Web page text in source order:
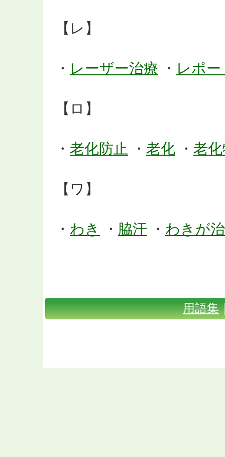
【レ】
・ レーザー治療 ・ レポー
【ロ】
・ 老化防止 ・ 老化 ・ 老
【ワ】
・ わき ・ 脇汗 ・ わきが
用語集